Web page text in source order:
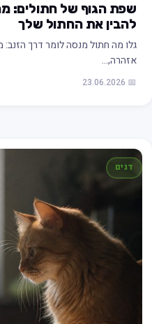
שפת הגוף של חתולים:
להבין את החתול שלך
גלו מה חתול מנסה לומר דרך
אזהרה,…
📅 23.06.2026
דגים